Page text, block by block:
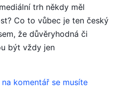
trh někdy měl
Co to vůbec je ten český
že důvěryhodná či
být vždy jen
komentář se musíte